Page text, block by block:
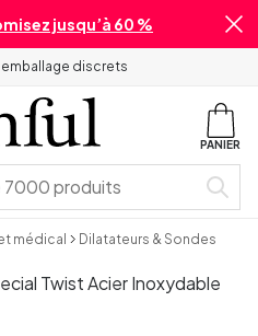
jusqu’à 60 %
emballage discrets
PANIER
médical Dilatateurs & Sondes